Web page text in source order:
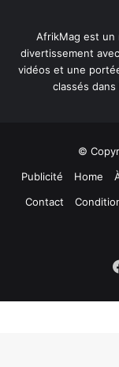
AfrikMag est un
divertissement
vidéos et une
classés
©
Publicité
Home
Contact